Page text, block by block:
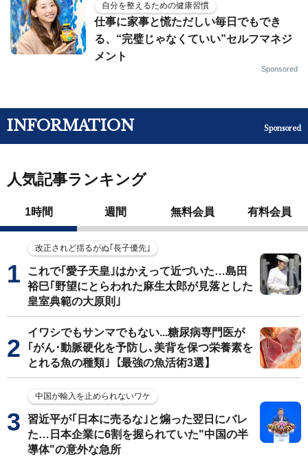
自分を整えるための健康習慣
仕事に家事と慌ただしい毎日でもでき
る、“完璧じゃなくていい”セルフマネジ
メント
Sponsored
INFORMATION Sponsored
人気記事ランキング
1時間 週間 無料会員 有料会員
改正されど揺るがぬ｢長子優先｣
これで｢愛子天皇｣はかえって近づいた…島田
裕巳｢野望にとらわれた麻生太郎が見落とした
皇室典範の大原則｣
イワシでもサンマでもない...糖尿病専門医が
｢がん･動脈硬化を予防し､美背を保つ栄養素を
とれる魚の種類｣【最強の魚活術3選】
中国が輸入を止められないワケ
習近平が｢日本に売るな｣と煽った翌日にバレ
た…日本企業に6割を握られていた"中国の半
導体"の意外な急所